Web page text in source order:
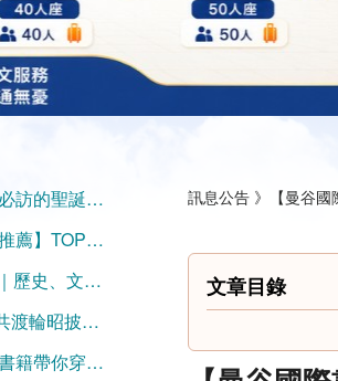
訊息公告 》 【曼谷
文章目錄
2025聖誕｜盤點曼谷必訪的聖誕樹與節慶景點
【2025曼谷高空酒吧推薦】TOP10絕美夜景的天際線微醺時光
12月大城世界遺產節｜歷史、文化與涼季旅行泰好玩的曼谷一日遊！
【最新】環保電動公共渡輪昭披耶河上的－Thai Smile Boat
【曼谷國際書展】 讓書籍帶你穿越國界吧